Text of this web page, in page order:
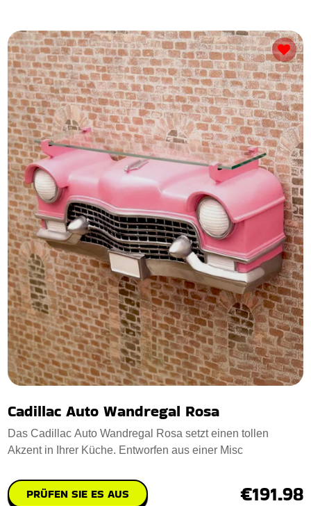
Cadillac Auto Wandregal Rosa
Das Cadillac Auto Wandregal Rosa setzt einen tollen
Akzent in Ihrer Küche. Entworfen aus einer Misc
PRÜFEN SIE ES AUS €191.98